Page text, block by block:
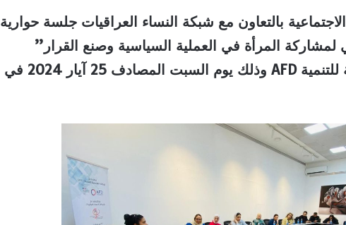
بالتعاون مع شبكة النساء العراقيات جلسة حوارية
لمشاركة المرأة في العملية السياسية وصنع القرار”
للتنميةAFD
وذلك يوم السبت المصادف 25 آيار 2024 في